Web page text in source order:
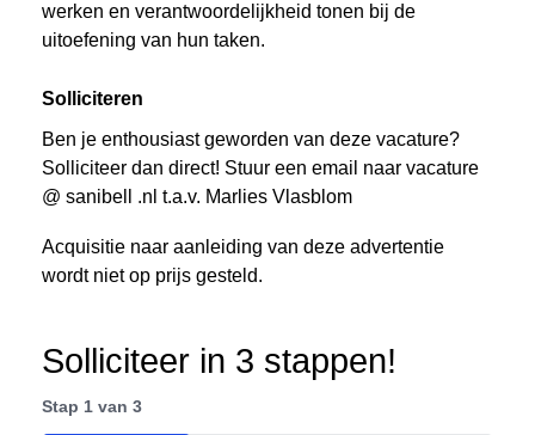
werken en verantwoordelijkheid tonen bij de
uitoefening van hun taken.
Solliciteren
Ben je enthousiast geworden van deze vacature?
Solliciteer dan direct! Stuur een email naar vacature
@ sanibell .nl t.a.v. Marlies Vlasblom
Acquisitie naar aanleiding van deze advertentie
wordt niet op prijs gesteld.
Solliciteer in 3 stappen!
Stap 1 van 3